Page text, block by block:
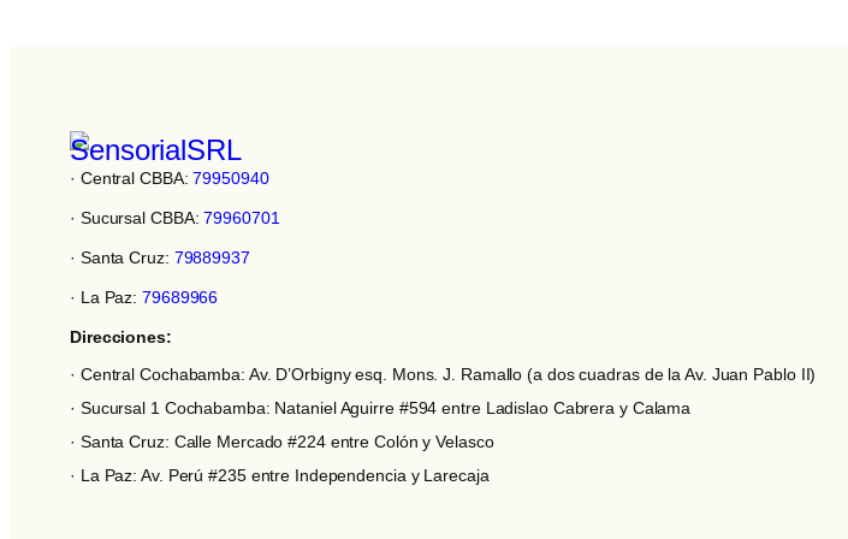
· Central CBBA:79950940
· Sucursal CBBA:79960701
· Santa Cruz: 79889937
· La Paz:79689966
Direcciones:
· Central Cochabamba: Av. D’Orbigny esq. Mons. J. Ramallo (a dos cuadras de la Av. Juan Pablo II)
· Sucursal 1 Cochabamba: Nataniel Aguirre #594 entre Ladislao Cabrera y Calama
· Santa Cruz: Calle Mercado #224 entre Colón y Velasco
· La Paz: Av. Perú #235 entre Independencia y Larecaja